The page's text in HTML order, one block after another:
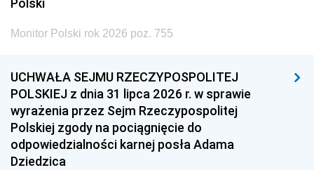
1996 1995 1994
1993 1992 1991
1990 1989
1987 1986 1985
Monitor Polski rok 2026 poz. 755
UCHWAŁA SEJMU RZECZYPOSPOLITEJ
POLSKIEJ z dnia 31 lipca 2026 r. w sprawie
wyrażenia przez Sejm Rzeczypospolitej
Polskiej zgody na pociągnięcie do
odpowiedzialności karnej posła Adama
Dziedzica